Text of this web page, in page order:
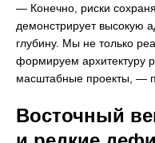
— Конечно, риски
демонстрирует высокую
глубину. Мы не только
формируем архитектуру
масштабные проекты, —
Восточный